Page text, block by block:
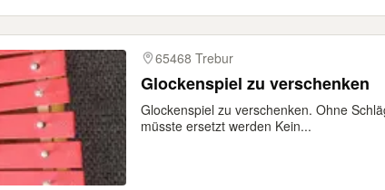
65468 Trebur
Glockenspiel zu verschenken
Glockenspiel zu verschenken. Ohne
müsste ersetzt werden Kein...